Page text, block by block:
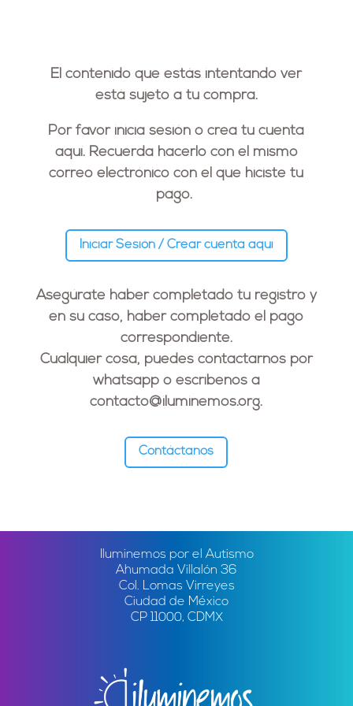
El contenido que estás intentando ver
está sujeto a tu compra.
Por favor inicia sesión o crea tu cuenta
aquí. Recuerda hacerlo con el mismo
correo electrónico con el que hiciste tu
pago.
Iniciar Sesión / Crear cuenta aquí
Asegúrate haber completado tu registro y
en su caso, haber completado el pago
correspondiente.
Cualquier cosa, puedes contactarnos por
whatsapp o escríbenos a
contacto@iluminemos.org.
Contáctanos
Iluminemos por el Autismo
Ahumada Villalón 36
Col. Lomas Virreyes
Ciudad de México
CP 11000, CDMX